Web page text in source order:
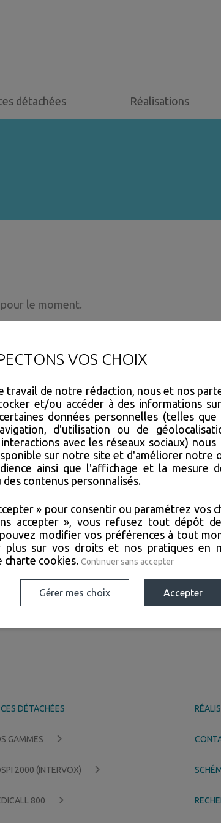
détachées Réalisations
le moment.
d'informations ?
DÉTACHÉES
GAMMES
2000 (INTERVOX)
800
VOS CHOIX
travail de notre rédaction, nous et nos
et/ou accéder à des informations
données personnelles (telles que
d'utilisation ou de
avec les réseaux sociaux)
sur notre site et d'améliorer notre
ainsi que l'affichage et la mesure
contenus personnalisés.
» pour consentir ou paramétrez vos
accepter », vous refusez tout dépôt
modifier vos préférences à tout
plus sur vos droits et nos pratiques en
charte cookies. Continuer sans accepter
Gérer mes choix Accepter